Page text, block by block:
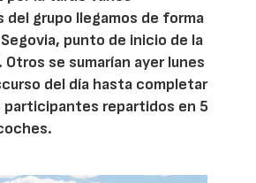
del grupo llegamos de forma
punto de inicio de la
se sumarían ayer lunes
del día hasta completar
participantes repartidos en 5